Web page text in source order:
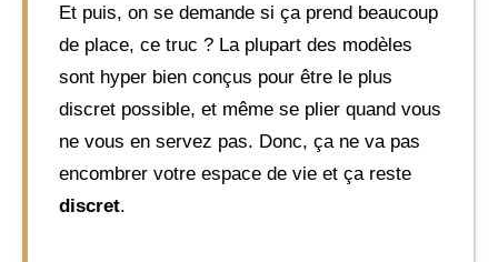
Et puis, on se demande si ça prend beaucoup
de place, ce truc ? La plupart des modèles
sont hyper bien conçus pour être le plus
discret possible, et même se plier quand vous
ne vous en servez pas. Donc, ça ne va pas
encombrer votre espace de vie et ça reste
discret.